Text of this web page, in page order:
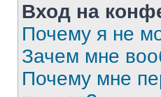
Вход на
Почему я не
Зачем мне
Почему мне